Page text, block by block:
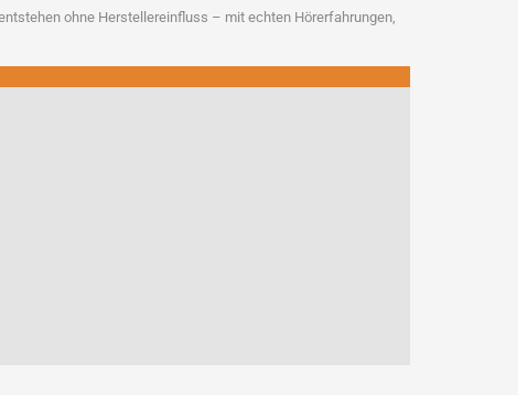
ohne Her­stel­ler­ein­fluss – mit ech­ten Hör­erfah­run­gen,